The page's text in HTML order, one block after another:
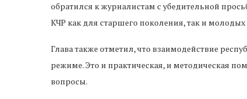
обратился к журналистам с убедительной
КЧР как для старшего поколения, так и
Глава также отметил, что взаимодействие
режиме. Это и практическая, и методическая
вопросы.